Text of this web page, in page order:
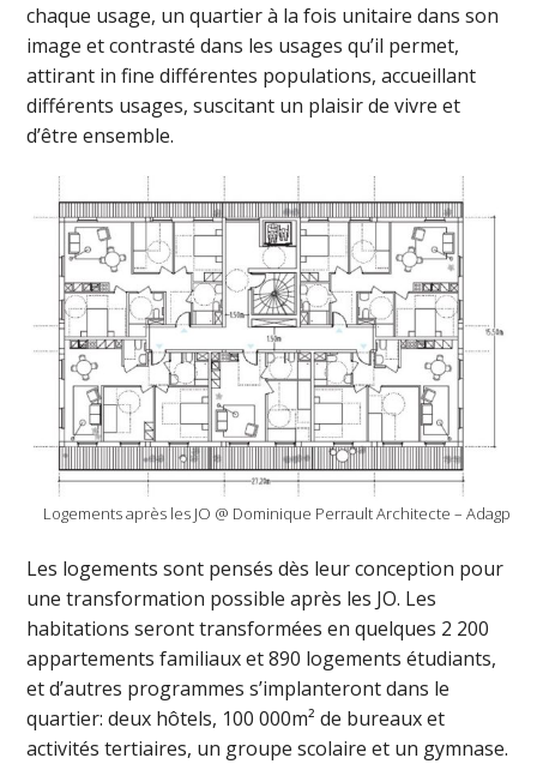
chaque usage, un quartier à la fois unitaire dans son
image et contrasté dans les usages qu’il permet,
attirant in fine différentes populations, accueillant
différents usages, suscitant un plaisir de vivre et
d’être ensemble.
Logements après les JO @ Dominique Perrault Architecte – Adagp
Les logements sont pensés dès leur conception pour
une transformation possible après les JO. Les
habitations seront transformées en quelques 2 200
appartements familiaux et 890 logements étudiants,
et d’autres programmes s’implanteront dans le
quartier: deux hôtels, 100 000m² de bureaux et
activités tertiaires, un groupe scolaire et un gymnase.